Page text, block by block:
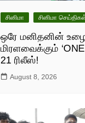
சினிமா சினிமா
ஒரே மனிதனின்
மிரளவைக்கும்
21 ரிலீஸ்!
August 8, 2026